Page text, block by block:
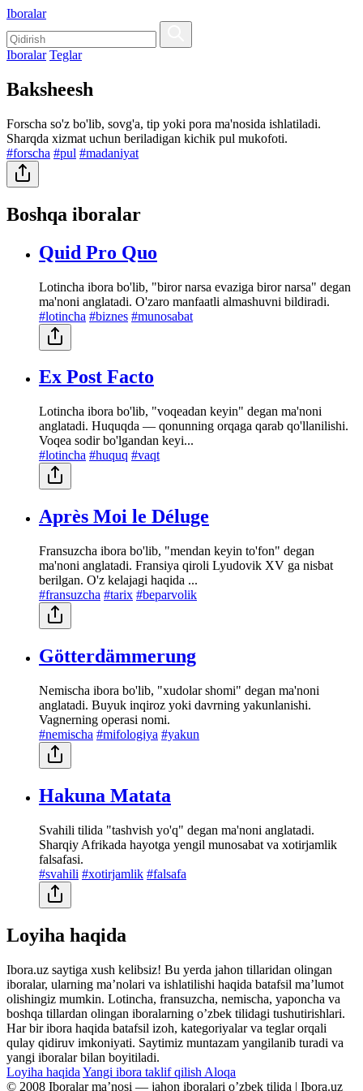
Iboralar
Iboralar Teglar
Baksheesh
Forscha so'z bo'lib, sovg'a, tip yoki pora ma'nosida ishlatiladi.
Sharqda xizmat uchun beriladigan kichik pul mukofoti.
#forscha #pul #madaniyat
Boshqa iboralar
Quid Pro Quo
Lotincha ibora bo'lib, "biror narsa evaziga biror narsa" degan
ma'noni anglatadi. O'zaro manfaatli almashuvni bildiradi.
#lotincha #biznes #munosabat
Ex Post Facto
Lotincha ibora bo'lib, "voqeadan keyin" degan ma'noni
anglatadi. Huquqda — qonunning orqaga qarab qo'llanilishi.
Voqea sodir bo'lgandan keyi...
#lotincha #huquq #vaqt
Après Moi le Déluge
Fransuzcha ibora bo'lib, "mendan keyin to'fon" degan
ma'noni anglatadi. Fransiya qiroli Lyudovik XV ga nisbat
berilgan. O'z kelajagi haqida ...
#fransuzcha #tarix #beparvolik
Götterdämmerung
Nemischa ibora bo'lib, "xudolar shomi" degan ma'noni
anglatadi. Buyuk inqiroz yoki davrning yakunlanishi.
Vagnerning operasi nomi.
#nemischa #mifologiya #yakun
Hakuna Matata
Svahili tilida "tashvish yo'q" degan ma'noni anglatadi.
Sharqiy Afrikada hayotga yengil munosabat va xotirjamlik
falsafasi.
#svahili #xotirjamlik #falsafa
Loyiha haqida
Ibora.uz saytiga xush kelibsiz! Bu yerda jahon tillaridan olingan
iboralar, ularning maʼnolari va ishlatilishi haqida batafsil maʼlumot
olishingiz mumkin. Lotincha, fransuzcha, nemischa, yaponcha va
boshqa tillardan olingan iboralarning oʼzbek tilidagi tushutirishlari.
Har bir ibora haqida batafsil izoh, kategoriyalar va teglar orqali
qulay qidiruv imkoniyati. Saytimiz muntazam yangilanib turadi va
yangi iboralar bilan boyitiladi.
Loyiha haqida Yangi ibora taklif qilish Aloqa
© 2008 Iboralar maʼnosi — jahon iboralari oʼzbek tilida | Ibora.uz